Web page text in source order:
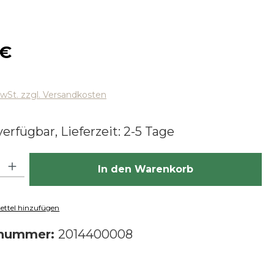
zzgl. Versandkosten
Lieferzeit: 2-5 Tage
Gib den gewünschten Wert ein oder benutze die
In den Warenkorb
hinzufügen
2014400008